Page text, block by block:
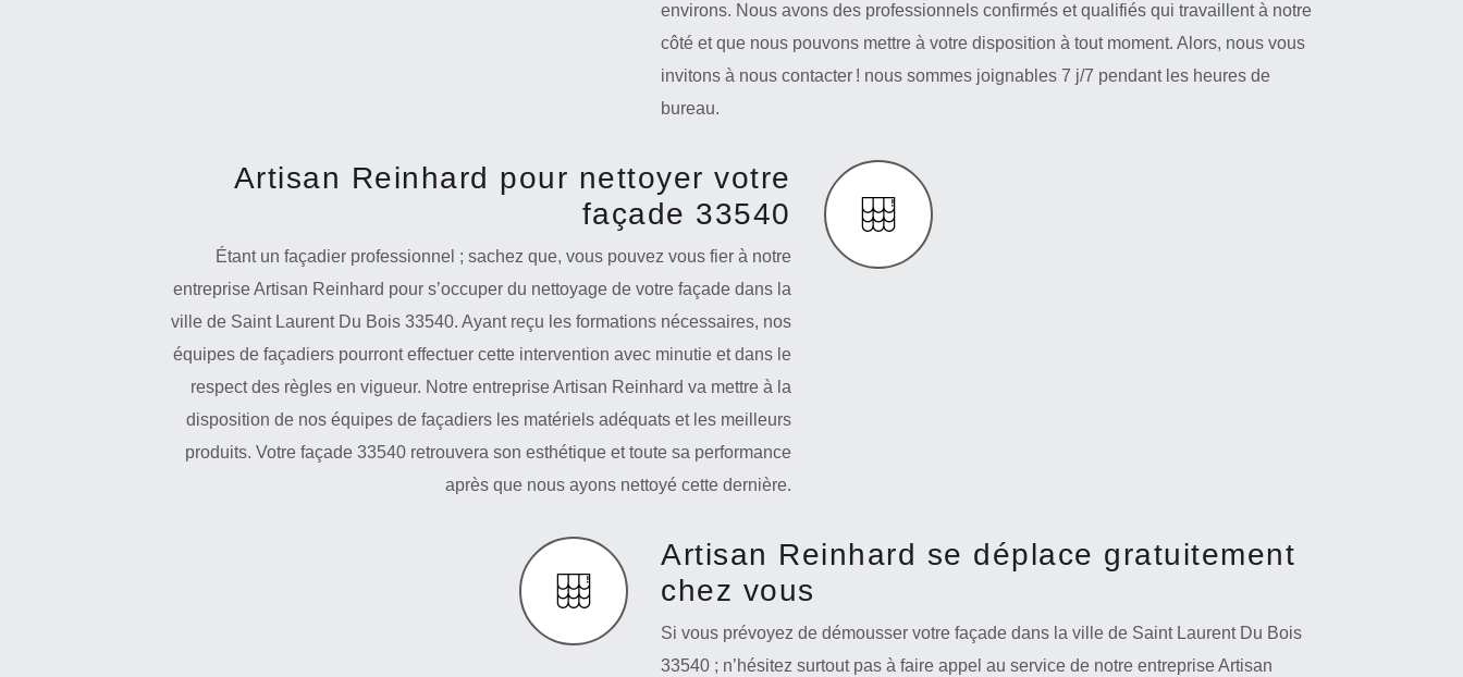
environs. Nous avons des professionnels confirmés et qualifiés qui travaillent à notre
côté et que nous pouvons mettre à votre disposition à tout moment. Alors, nous vous
invitons à nous contacter ! nous sommes joignables 7 j/7 pendant les heures de
bureau.
Artisan Reinhard pour nettoyer votre
façade 33540
Étant un façadier professionnel ; sachez que, vous pouvez vous fier à notre
entreprise Artisan Reinhard pour s’occuper du nettoyage de votre façade dans la
ville de Saint Laurent Du Bois 33540. Ayant reçu les formations nécessaires, nos
équipes de façadiers pourront effectuer cette intervention avec minutie et dans le
respect des règles en vigueur. Notre entreprise Artisan Reinhard va mettre à la
disposition de nos équipes de façadiers les matériels adéquats et les meilleurs
produits. Votre façade 33540 retrouvera son esthétique et toute sa performance
après que nous ayons nettoyé cette dernière.
Artisan Reinhard se déplace gratuitement
chez vous
Si vous prévoyez de démousser votre façade dans la ville de Saint Laurent Du Bois
33540 ; n’hésitez surtout pas à faire appel au service de notre entreprise Artisan